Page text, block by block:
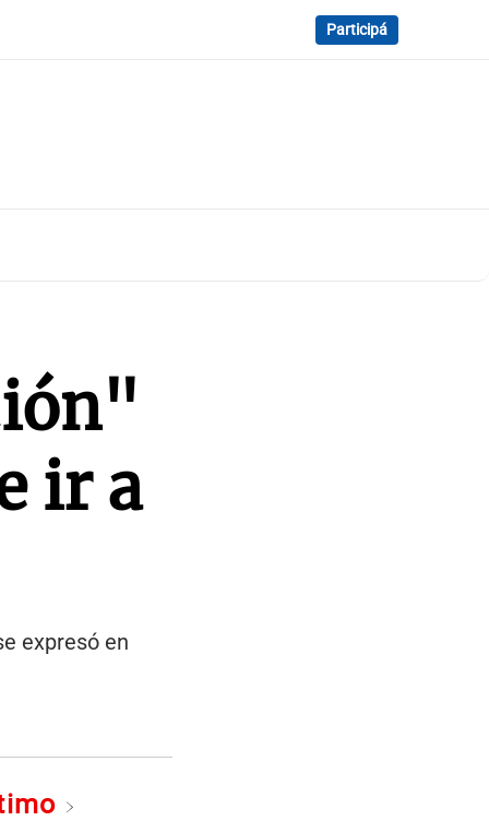
Participá
ir a
expresó en